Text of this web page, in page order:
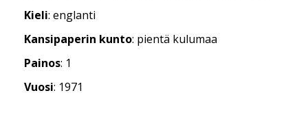
Kieli: englanti
Kansipaperin kunto: pientä kulumaa
Painos: 1
Vuosi: 1971